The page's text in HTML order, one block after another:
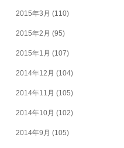
2015年3月 (110)
2015年2月 (95)
2015年1月 (107)
2014年12月 (104)
2014年11月 (105)
2014年10月 (102)
2014年9月 (105)